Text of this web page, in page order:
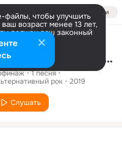
Войти
чтобы улучшить
возраст менее 13 лет,
должен ваш законный
информации
Нью-Йорк (Soft Version)
1песня
рок
2019
Слушать